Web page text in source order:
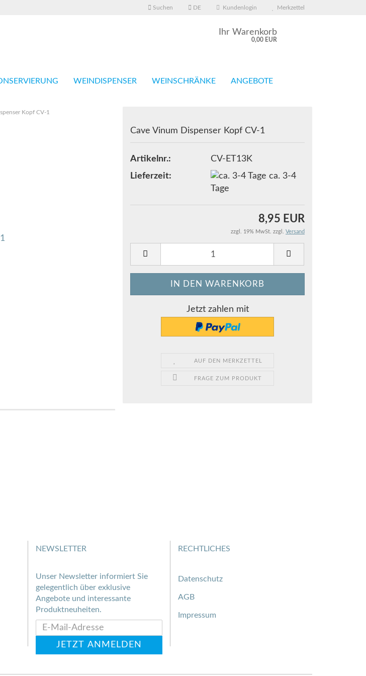
Suchen DE Kundenlogin Merkzettel
Ihr Warenkorb
0,00 EUR
WEINDISPENSER WEINSCHRÄNKE ANGEBOTE
Kopf CV-1
Cave Vinum Dispenser Kopf CV-1
Artikelnr.:
CV-ET13K
Lieferzeit:
ca. 3-4
Tage
8,95 EUR
zzgl. 19% MwSt. zzgl. Versand
Jetzt zahlen mit
AUF DEN MERKZETTEL
FRAGE ZUM PRODUKT
NEWSLETTER
Unser Newsletter informiert Sie
gelegentlich über exklusive
Angebote und interessante
Produktneuheiten.
RECHTLICHES
Datenschutz
AGB
Impressum